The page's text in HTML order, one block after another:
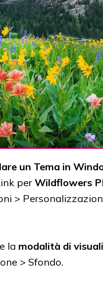
un Tema in
per Wildflowers
>
la modalità di
> Sfondo.